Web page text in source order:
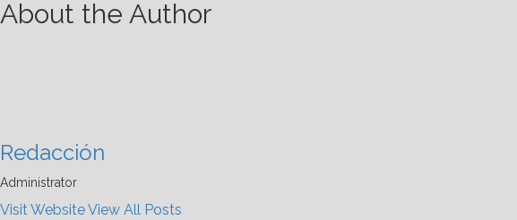
About the Author
Redacción
Administrator
Visit WebsiteView All Posts